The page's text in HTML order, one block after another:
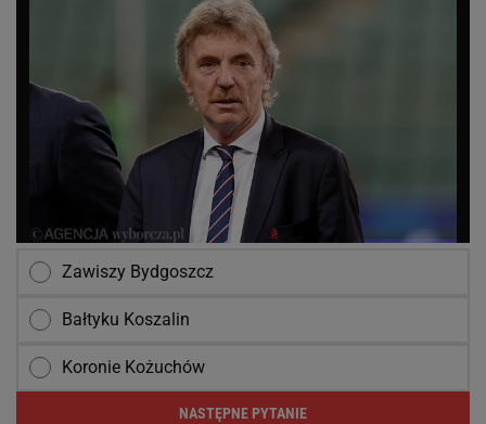
Zawiszy Bydgoszcz
Bałtyku Koszalin
Koronie Kożuchów
NASTĘPNE PYTANIE